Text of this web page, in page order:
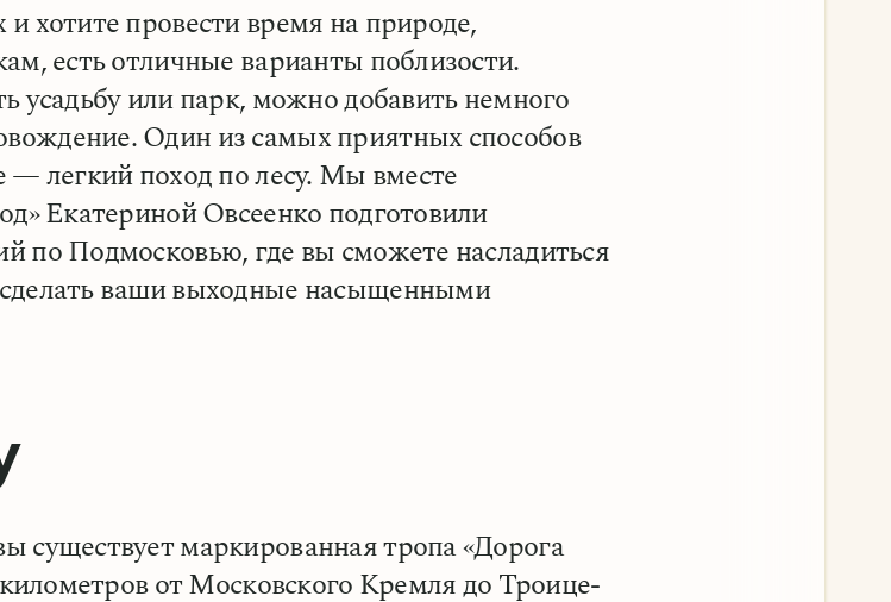
хотите провести время на природе,
есть отличные варианты поблизости.
усадьбу или парк, можно добавить немного
Один из самых приятных способов
— легкий поход по лесу. Мы вместе
Екатериной Овсеенко подготовили
по Подмосковью, где вы сможете насладиться
ваши выходные насыщенными
существует маркированная тропа «Дорога
от Московского Кремля до Троице-